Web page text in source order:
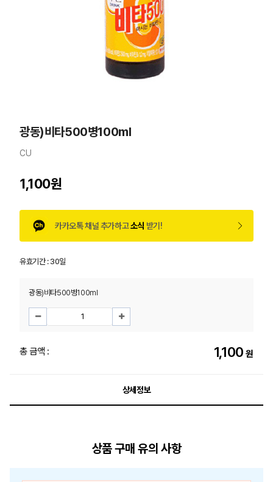
광동)비타500병100ml
CU
1,100원
카카오톡 채널 추가하고소식 받기!
유효기간 :30일
광동)비타500병100ml
총 금액 : 1,100 원
상세정보
상품 구매 유의 사항